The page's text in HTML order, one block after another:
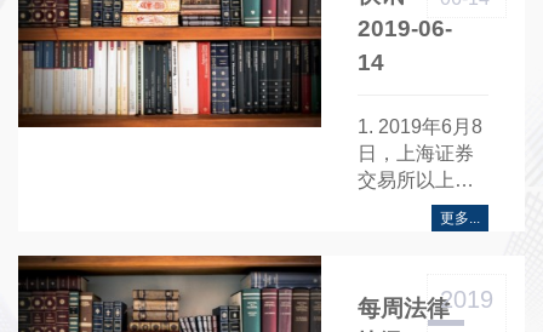
2019-06-
14
1. 2019年6月8
日，上海证券
交易所以上证
发〔2019〕65
号发布《关于
券上市公告书
内容与格式指
更多...
每周法律2019